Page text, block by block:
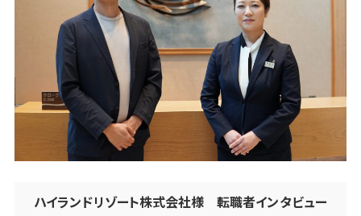
ハイランドリゾート株式会社様転職者インタビュー